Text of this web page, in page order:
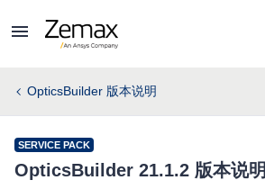
OpticsBuilder 版本说明
SERVICE PACK
OpticsBuilder 21.1.2 版本说明